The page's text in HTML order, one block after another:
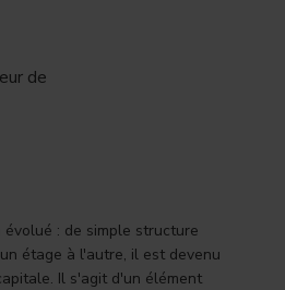
de
: de simple structure
étage à l'autre, il est devenu
Il s'agit d'un élément